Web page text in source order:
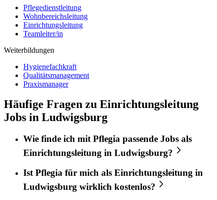
Pflegedienstleitung
Wohnbereichsleitung
Einrichtungsleitung
Teamleiter/in
Weiterbildungen
Hygienefachkraft
Qualitätsmanagement
Praxismanager
Häufige Fragen zu Einrichtungsleitung
Jobs in Ludwigsburg
Wie finde ich mitPflegia passende Jobs als
Einrichtungsleitung in Ludwigsburg?
Ist Pflegia für mich als Einrichtungsleitung in
Ludwigsburg wirklich kostenlos?